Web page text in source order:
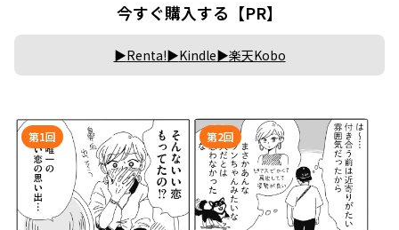
今すぐ購入する【PR】
Renta! Kindle 楽天Kobo
第1回 第2回